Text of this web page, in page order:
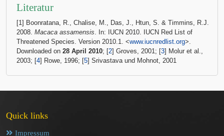
Literatur
[1] Boonratana, R., Chalise, M., Das, J., Htun, S. & Timmins, R.J.
2008. Macaca assamensis. In: IUCN 2010. IUCN Red List of
Threatened Species. Version 2010.1. <www.iucnredlist.org>.
Downloaded on 28 April 2010; [2] Groves, 2001; [3] Molur et al.,
2003; [4] Rowe, 1996; [5] Srivastava und Mohnot, 2001
Quick links
Impressum